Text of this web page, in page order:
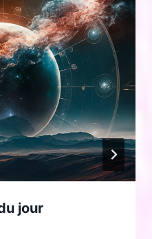
jour